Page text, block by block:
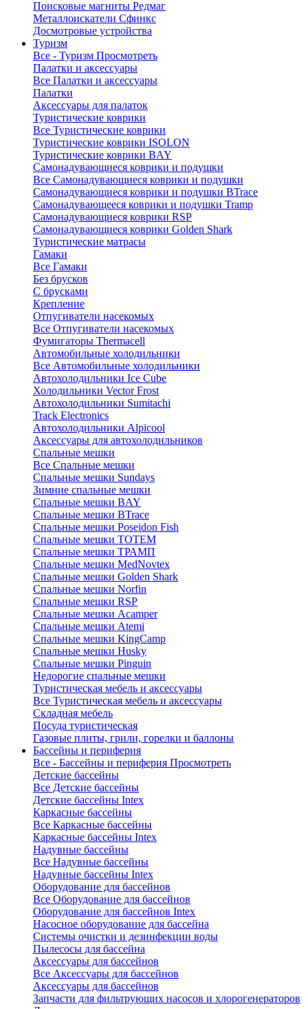
Поисковые магниты Редмаг
Металлоискатели Сфинкс
Досмотровые устройства
Туризм
Все - Туризм Просмотреть
Палатки и аксессуары
Все Палатки и аксессуары
Палатки
Аксессуары для палаток
Туристические коврики
Все Туристические коврики
Туристические коврики ISOLON
Туристические коврики BAY
Самонадувающиеся коврики и подушки
Все Самонадувающиеся коврики и подушки
Самонадувающиеся коврики и подушки BTrace
Самонадувающееся коврики и подушки Tramp
Самонадувающиеся коврики RSP
Самонадувающиеся коврики Golden Shark
Туристические матрасы
Гамаки
Все Гамаки
Без брусков
С брусками
Крепление
Отпугиватели насекомых
Все Отпугиватели насекомых
Фумигаторы Thermacell
Автомобильные холодильники
Все Автомобильные холодильники
Автохолодильники Ice Cube
Холодильники Vector Frost
Автохолодильники Sumitachi
Track Electronics
Автохолодильники Alpicool
Аксессуары для автохолодильников
Спальные мешки
Все Спальные мешки
Спальные мешки Sundays
Зимние спальные мешки
Спальные мешки BAY
Спальные мешки BTrace
Спальные мешки Poseidon Fish
Спальные мешки ТОТЕМ
Спальные мешки ТРАМП
Cпальные мешки MedNovtex
Спальные мешки Golden Shark
Спальные мешки Norfin
Спальные мешки RSP
Спальные мешки Acamper
Спальные мешки Atemi
Спальные мешки KingCamp
Спальные мешки Husky
Спальные мешки Pinguin
Недорогие спальные мешки
Туристическая мебель и аксессуары
Все Туристическая мебель и аксессуары
Складная мебель
Посуда туристическая
Газовые плиты, грили, горелки и баллоны
Бассейны и периферия
Все - Бассейны и периферия Просмотреть
Детские бассейны
Все Детские бассейны
Детские бассейны Intex
Каркасные бассейны
Все Каркасные бассейны
Каркасные бассейны Intex
Надувные бассейны
Все Надувные бассейны
Надувные бассейны Intex
Оборудование для бассейнов
Все Оборудование для бассейнов
Оборудование для бассейнов Intex
Насосное оборудование для бассейна
Системы очистки и дезинфекции воды
Пылесосы для бассейна
Аксессуары для бассейнов
Все Аксессуары для бассейнов
Аксессуары для бассейнов
Запчасти для фильтрующих насосов и хлорогенераторов